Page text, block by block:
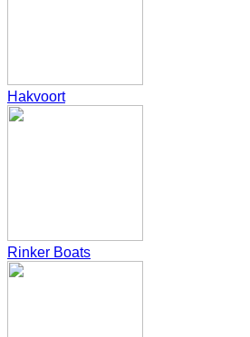
Hakvoort
Rinker Boats